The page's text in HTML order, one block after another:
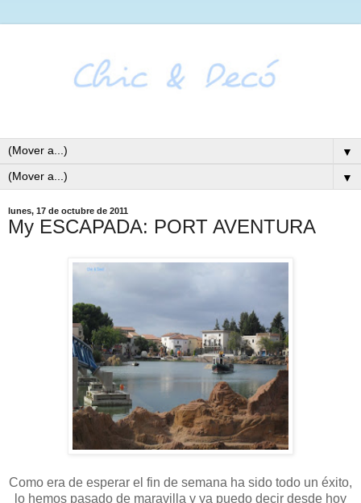
▼
▼
lunes, 17 de octubre de 2011
My ESCAPADA: PORT AVENTURA
Como era de esperar el fin de semana ha sido todo un éxito,
lo hemos pasado de maravilla y ya puedo decir desde hoy